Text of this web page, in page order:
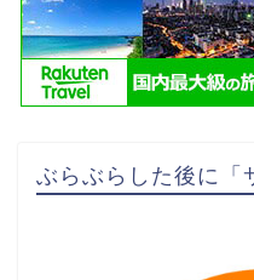
ぶらぶらした後に「